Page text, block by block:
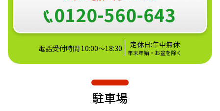
0120-560-643
電話受付時間 10:00～18:30 定休日:年中無休
年末年始・お盆を除く
駐車場